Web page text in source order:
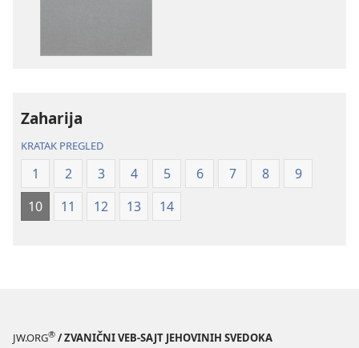
(revidirano
izdanje
(revidirano
izdanje
Zaharija
KRATAK PREGLED
1 2 3 4 5 6 7 8
9
10
11 12 13 14
JW.ORG® / ZVANIČNI VEB-SAJT JEHOVINIH SVEDOKA